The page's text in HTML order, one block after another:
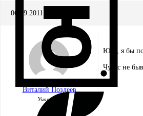
06.09.2011 в 07:11
Виталий Поздеев
Участник
Юра, я бы
Чудес не